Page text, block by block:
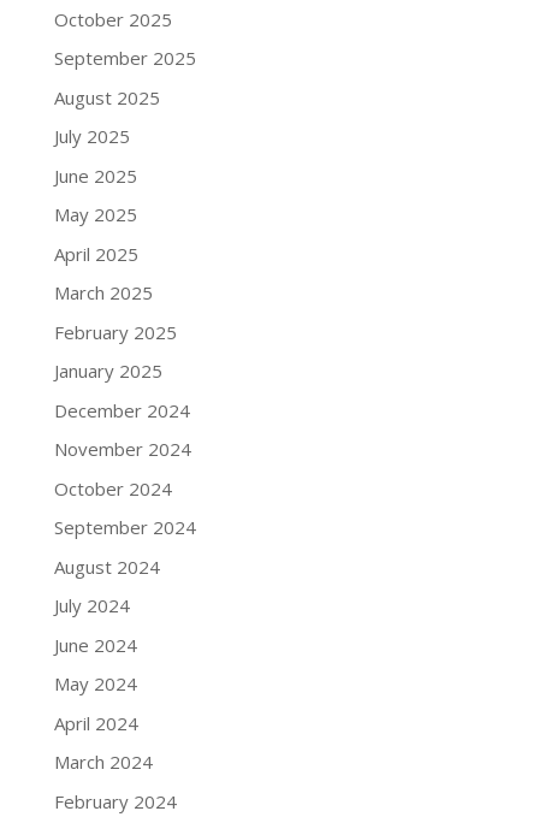
October 2025
September 2025
August 2025
July 2025
June 2025
May 2025
April 2025
March 2025
February 2025
January 2025
December 2024
November 2024
October 2024
September 2024
August 2024
July 2024
June 2024
May 2024
April 2024
March 2024
February 2024